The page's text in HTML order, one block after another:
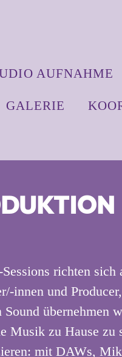
AUFNAHME
GALERIE
richten sich
innen und
Sound übernehmen
Musik zu Hause zu
mit DAWs,